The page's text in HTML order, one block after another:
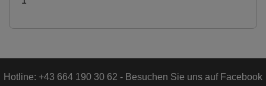
Hotline: +43 664 190 30 62 - Besuchen Sie uns auf Facebook